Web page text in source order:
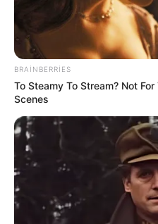
00:17 / 07 Avqust 2026
Prezidentdən AZAL-
BRAINBERRIES
To Steamy To Stream? Not
Scenes